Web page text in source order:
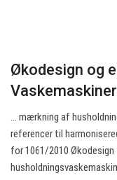
Økodesign og
... mærkning af
referencer til
for 1061/2010